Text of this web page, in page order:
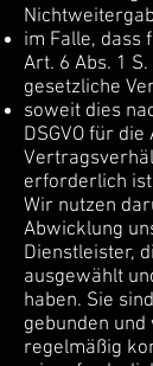
im Falle, dass
Art. 6 Abs. 1 S.
gesetzliche
soweit dies
DSGVO für
erforderlich
Wir nutzen
Abwicklung
Dienstleister,
ausgewählt
haben. Sie
gebunden
regelmäßig